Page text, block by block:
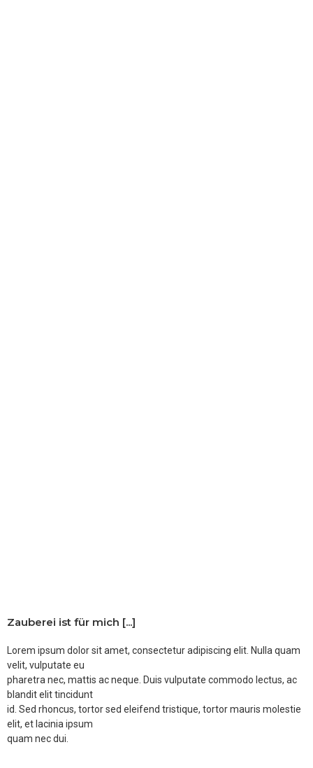
Zauberei ist für mich [...]
Lorem ipsum dolor sit amet, consectetur adipiscing elit. Nulla quam
velit, vulputate eu
pharetra nec, mattis ac neque. Duis vulputate commodo lectus, ac
blandit elit tincidunt
id. Sed rhoncus, tortor sed eleifend tristique, tortor mauris molestie
elit, et lacinia ipsum
quam nec dui.